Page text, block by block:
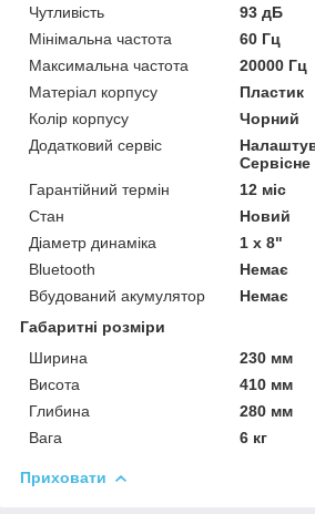
Чутливість
93 дБ
Мінімальна частота
60 Гц
Максимальна частота
20000 Гц
Матеріал корпусу
Пластик
Колір корпусу
Чорний
Додатковий сервіс
Гарантійний термін
12 міс
Стан
Новий
Діаметр динаміка
1 x 8"
Bluetooth
Немає
Вбудований акумулятор
Немає
Габаритні розміри
Ширина
230 мм
Висота
410 мм
Глибина
280 мм
Вага
6 кг
Приховати